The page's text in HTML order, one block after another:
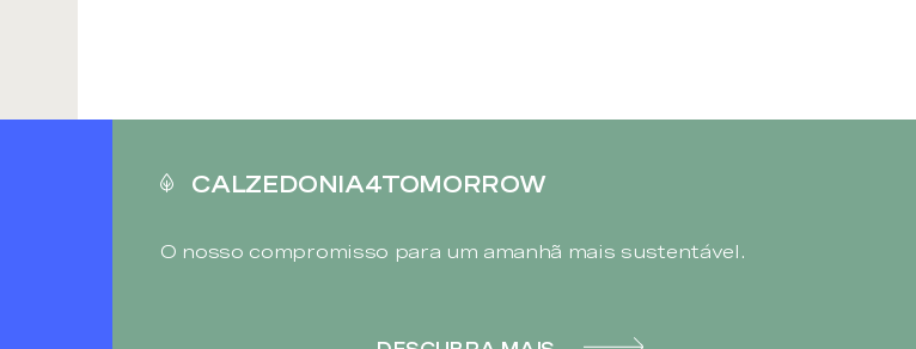
CALZEDONIA4TOMORROW
O nosso compromisso para um amanhã mais sustentável.